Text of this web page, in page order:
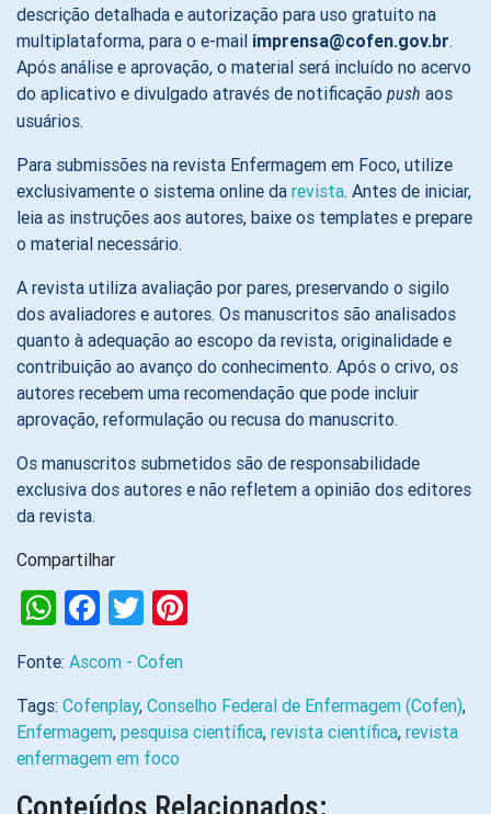
descrição detalhada e autorização para uso gratuito na
multiplataforma, para o e-mail imprensa@cofen.gov.br.
Após análise e aprovação, o material será incluído no acervo
do aplicativo e divulgado através de notificação push aos
usuários.
Para submissões na revista Enfermagem em Foco, utilize
exclusivamente o sistema online da revista. Antes de iniciar,
leia as instruções aos autores, baixe os templates e prepare
o material necessário.
A revista utiliza avaliação por pares, preservando o sigilo
dos avaliadores e autores. Os manuscritos são analisados
quanto à adequação ao escopo da revista, originalidade e
contribuição ao avanço do conhecimento. Após o crivo, os
autores recebem uma recomendação que pode incluir
aprovação, reformulação ou recusa do manuscrito.
Os manuscritos submetidos são de responsabilidade
exclusiva dos autores e não refletem a opinião dos editores
da revista.
Compartilhar
WhatsApp
Facebook
Twitter
Fonte: Ascom - Cofen
Tags: Cofenplay, Conselho Federal de Enfermagem (Cofen),
Enfermagem, pesquisa científica, revista científica, revista
enfermagem em foco